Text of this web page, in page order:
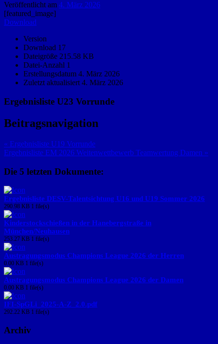
Veröffentlicht am 4. März 2026
[featured_image]
Download
Version
Download 17
Dateigröße 215.58 KB
Datei-Anzahl 1
Erstellungsdatum 4. März 2026
Zuletzt aktualisiert4. März 2026
Ergebnisliste U23 Vorrunde
Beitragsnavigation
« Ergebnisliste U19 Vorrunde
Ergebnisliste EM 2026 Weitenwettbewerb Teamwertung Damen »
Die 5 letzten Dokumente:
Ergebnisliste DESV-Talentsichtung U16 und U19 Sommer 2026
290.98 KB 1 file(s)
Kinderstockschießen in der Hanebergstraße in
München/Neuhausen
253.27 KB 1 file(s)
Austragungsmodus Champions League 2026 der Herren
0.00 KB 1 file(s)
Austragungsmodus Champions League 2026 der Damen
0.00 KB 1 file(s)
IFI-SpGLi_2025-A-Z_2.0.pdf
292.22 KB 1 file(s)
Archiv